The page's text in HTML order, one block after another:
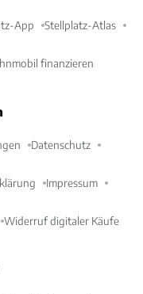
App Stellplatz-Atlas
finanzieren
Datenschutz
Impressum
Widerruf digitaler Käufe